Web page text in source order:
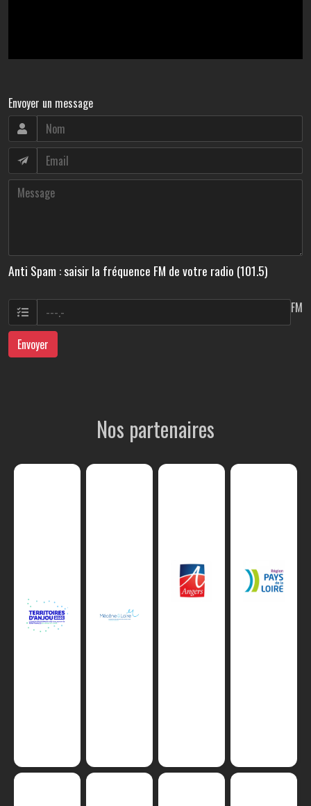
Envoyer un message
Anti Spam : saisir la fréquence FM de votre radio (101.5)
FM
Envoyer
Nos partenaires